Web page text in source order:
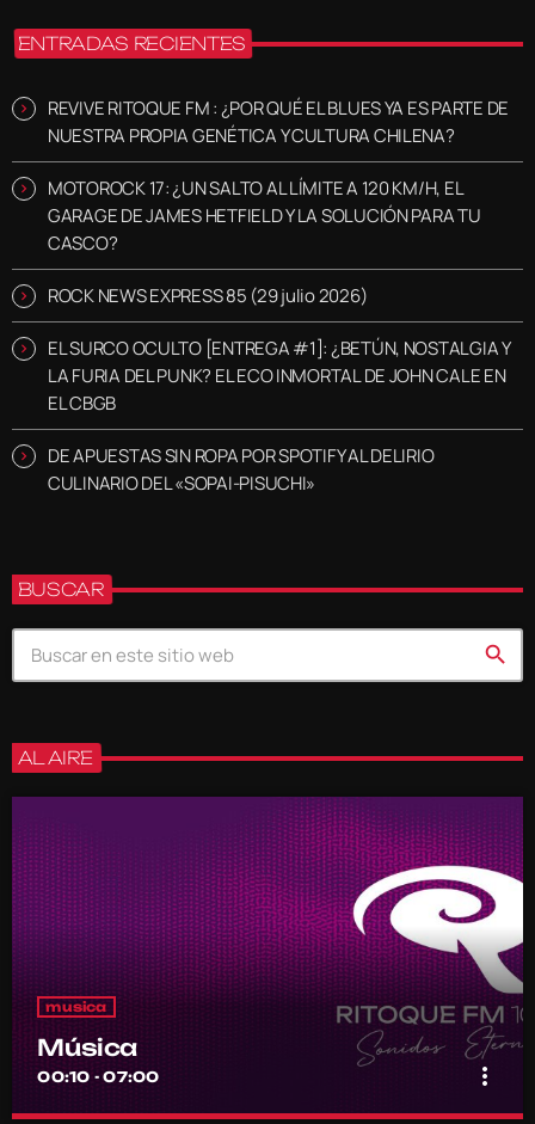
ENTRADAS RECIENTES
REVIVE RITOQUE FM : ¿POR QUÉ EL BLUES YA ES PARTE DE
NUESTRA PROPIA GENÉTICA Y CULTURA CHILENA?
MOTOROCK 17: ¿UN SALTO AL LÍMITE A 120 KM/H, EL
GARAGE DE JAMES HETFIELD Y LA SOLUCIÓN PARA TU
CASCO?
ROCK NEWS EXPRESS 85 (29 julio 2026)
EL SURCO OCULTO [ENTREGA #1]: ¿BETÚN, NOSTALGIA Y
LA FURIA DEL PUNK? EL ECO INMORTAL DE JOHN CALE EN
EL CBGB
DE APUESTAS SIN ROPA POR SPOTIFY AL DELIRIO
CULINARIO DEL «SOPAI-PISUCHI»
BUSCAR
search
AL AIRE
musica
Música
00:10 - 07:00 more_vert